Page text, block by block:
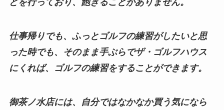
どを行っており、飽きることがありません。
仕事帰りでも、ふっとゴルフの練習がしたいと思
った時でも、そのまま手ぶらでザ・ゴルフハウス
にくれば、ゴルフの練習をすることができます。
御茶ノ水店には、自分ではなかなか買う気になら